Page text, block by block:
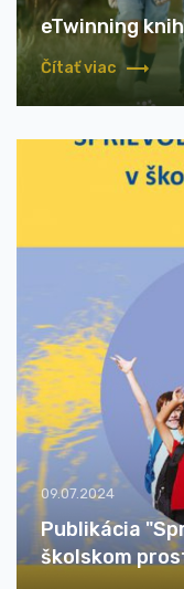
eTwinning
Čítať viac
09.07.2024
Publikácia
školskom